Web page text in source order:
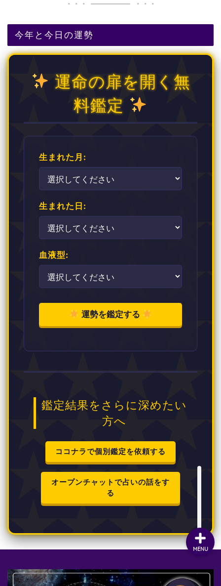
今年と今日の運勢
運命の扉を開く無
料鑑定
生まれた月:
生まれた日:
血液型:
運勢を鑑定する
鑑定結果をさらに深めたい
方へ
ココナラで個別鑑定を依頼する
オープンチャットで占いの話をす
る
MENU